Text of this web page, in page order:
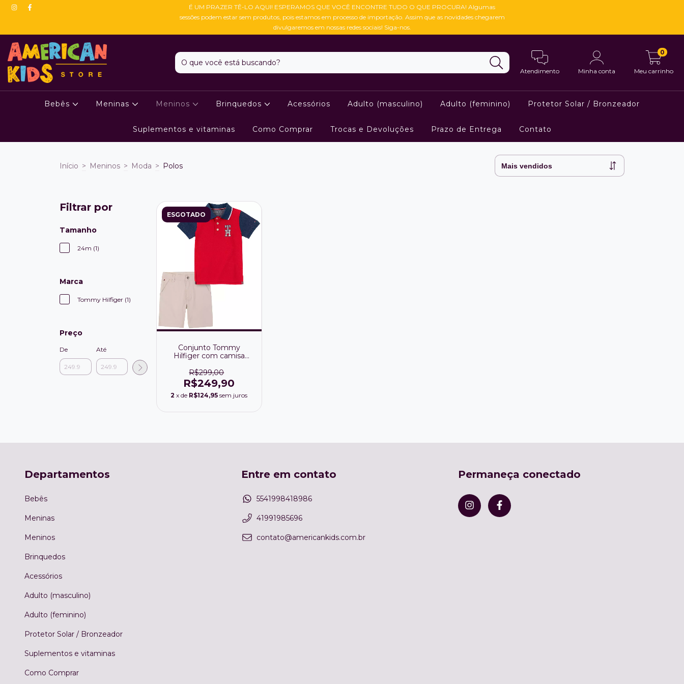
É UM PRAZER TÊ-LO AQUI! ESPERAMOS QUE VOCÊ ENCONTRE TUDO O QUE PROCURA! Algumas
sessões podem estar sem produtos, pois estamos em processo de importação. Assim que as novidades chegarem
divulgaremos em nossas redes sociais! Siga-nos.
Atendimento Minha conta Meu carrinho
0
Bebês Meninas Meninos Brinquedos Acessórios Adulto (masculino) Adulto (feminino) Protetor Solar / Bronzeador
Suplementos e vitaminas Como Comprar Trocas e Devoluções Prazo de Entrega Contato
Início > Meninos > Moda > Polos
Filtrar por
Tamanho
24m (1)
Marca
Tommy Hilfiger (1)
Preço
De Até
ESGOTADO
Conjunto Tommy
Hilfiger com camisa
R$299,00
R$249,90
2 x de R$124,95 sem juros
Departamentos
Bebês
Meninas
Meninos
Brinquedos
Acessórios
Adulto (masculino)
Adulto (feminino)
Protetor Solar / Bronzeador
Suplementos e vitaminas
Como Comprar
Entre em contato
5541998418986
41991985696
contato@americankids.com.br
Permaneça conectado